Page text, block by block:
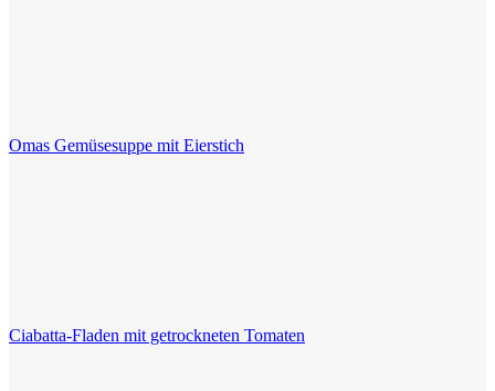
Omas Gemüsesuppe mit Eierstich
Ciabatta-Fladen mit getrockneten Tomaten